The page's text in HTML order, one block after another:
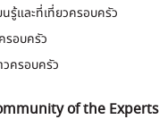
นรู้และที่เที่ยวครอบครัว
รอบครัว
วครอบครัว
of the Experts